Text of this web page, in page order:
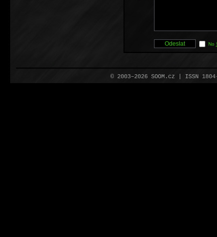
No
© 2003–2026 SOOM.cz | ISSN